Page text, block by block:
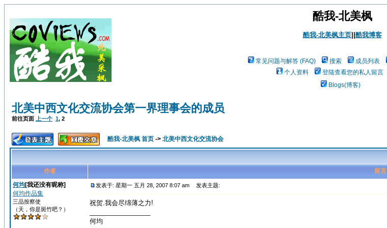
酷我-北美枫
酷我-北美枫主页|| 酷我博客
常见问题与解答 (FAQ) 搜索 成员列表
个人资料
登陆查看您的私人留言
Blogs(博客)
北美中西文化交流协会第一界理事会的成员
前往页面 上一个 1, 2
酷我-北美枫 首页 -> 北美中西文化交流协会
作者
留言
何均[我还没有昵称]
何均作品集
三品按察使
（天，你是斑竹吧？）
发表于: 星期一 五月 28, 2007 8:07 am 发表主题:
祝贺.我会尽绵薄之力!
何均